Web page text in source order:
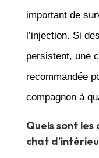
important de
l’injection. Si
persistent, une
recommandée
compagnon à
Quels sont
chat